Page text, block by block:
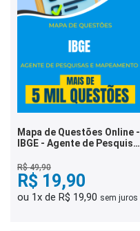
Mapa de Questões Online -
IBGE - Agente de Pesquisa
Questões
R$ 49,90
R$ 19,90
ou 1x de R$ 19,90 sem juros